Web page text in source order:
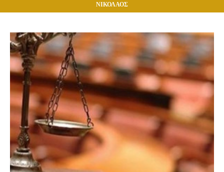
ΝΙΚΟΛΑΟΣ